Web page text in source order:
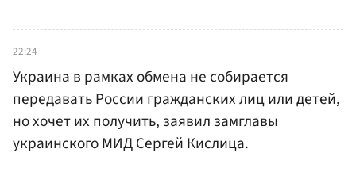
22:24
Украина в рамках обмена не собирается
передавать России гражданских лиц или детей,
но хочет их получить, заявил замглавы
украинского МИД Сергей Кислица.